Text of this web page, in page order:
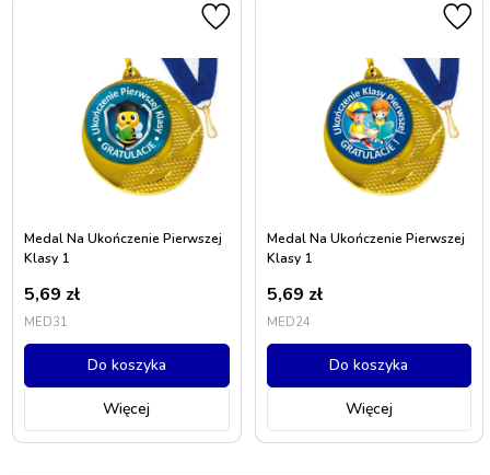
Medal Na Ukończenie Pierwszej
Klasy 1
5,69 zł
MED31
Więcej
Do koszyka
Medal Na Ukończenie Pierwszej
Klasy 1
5,69 zł
MED24
Więcej
Do koszyka